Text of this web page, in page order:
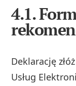
4.1.
Deklarację
Usług